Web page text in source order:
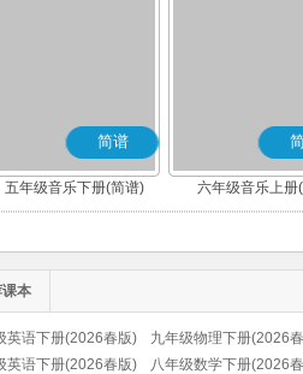
简谱
五年级音乐下册(简谱) 六年级音乐上册
本
英语下册(2026春版)
九年级物理下册(2026
英语下册(2026春版)
八年级数学下册(2026